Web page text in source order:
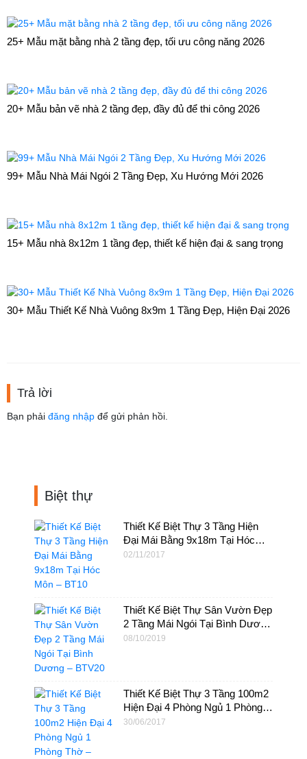
25+ Mẫu mặt bằng nhà 2 tầng đẹp, tối ưu công năng 2026
20+ Mẫu bản vẽ nhà 2 tầng đẹp, đầy đủ để thi công 2026
99+ Mẫu Nhà Mái Ngói 2 Tầng Đẹp, Xu Hướng Mới 2026
15+ Mẫu nhà 8x12m 1 tầng đẹp, thiết kế hiện đại & sang trọng
30+ Mẫu Thiết Kế Nhà Vuông 8x9m 1 Tầng Đẹp, Hiện Đại 2026
Trả lời
Bạn phải đăng nhập để gửi phản hồi.
Biệt thự
Thiết Kế Biệt Thự 3 Tầng Hiện
Đại Mái Bằng 9x18m Tại Hóc
Môn – BT10
02/11/2017
Thiết Kế Biệt Thự Sân Vườn Đẹp
2 Tầng Mái Ngói Tại Bình Dương
– BTV20
08/10/2019
Thiết Kế Biệt Thự 3 Tầng 100m2
Hiện Đại 4 Phòng Ngủ 1 Phòng
Thờ – BT01
30/06/2017